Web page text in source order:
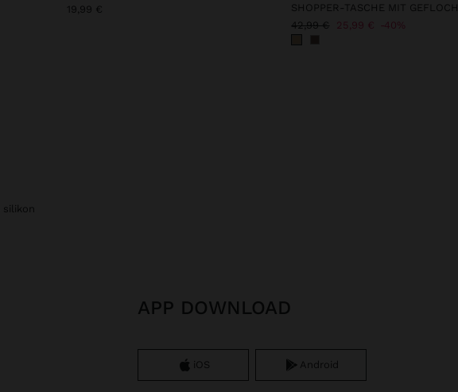
19,99 €
42,99 € 25,99 € 40%
silikon
APP DOWNLOAD
iOS Android